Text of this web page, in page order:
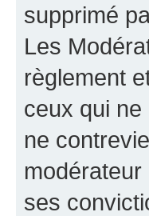
supprimé
Les
règlement
ceux qui ne
ne
modérateur
ses